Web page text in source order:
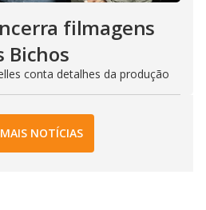
filmagens
Bichos
conta detalhes da produção
NOTÍCIAS